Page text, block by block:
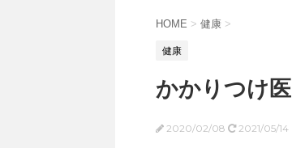
HOME > 健康 >
健康
かかりつけ医
2020/02/08 2021/05/14